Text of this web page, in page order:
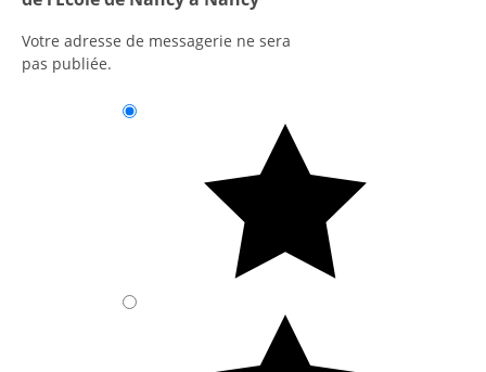
Votre adresse de messagerie ne sera
pas publiée.